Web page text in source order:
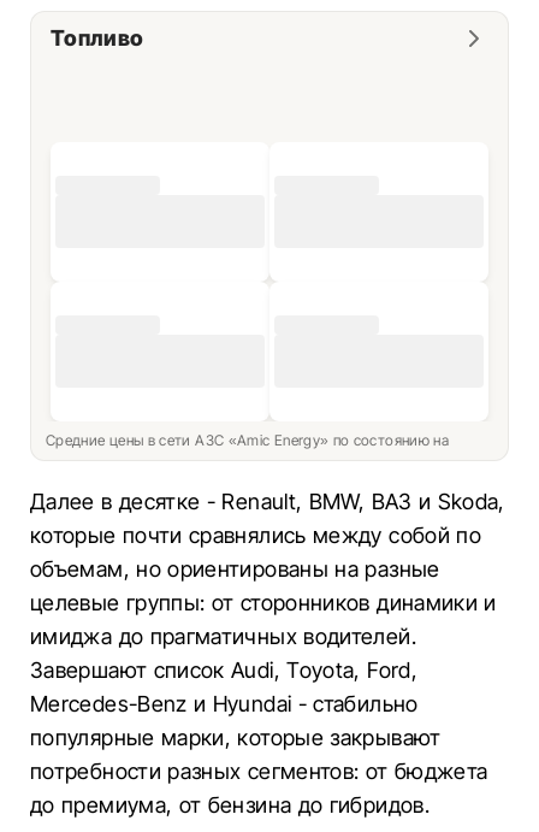
Топливо
Средние цены в сети АЗС «Amic Energy» по состоянию на
Далее в десятке - Renault, BMW, ВАЗ и Skoda,
которые почти сравнялись между собой по
объемам, но ориентированы на разные
целевые группы: от сторонников динамики и
имиджа до прагматичных водителей.
Завершают список Audi, Toyota, Ford,
Mercedes-Benz и Hyundai - стабильно
популярные марки, которые закрывают
потребности разных сегментов: от бюджета
до премиума, от бензина до гибридов.